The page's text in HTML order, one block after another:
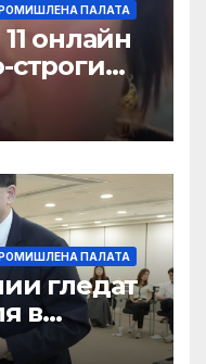
ПАЛАТА
онлайн
строги
на
ПАЛАТА
гледат
в